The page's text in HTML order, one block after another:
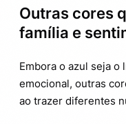
Outras cores
família e
Embora o azul seja o
emocional, outras
ao trazer diferentes